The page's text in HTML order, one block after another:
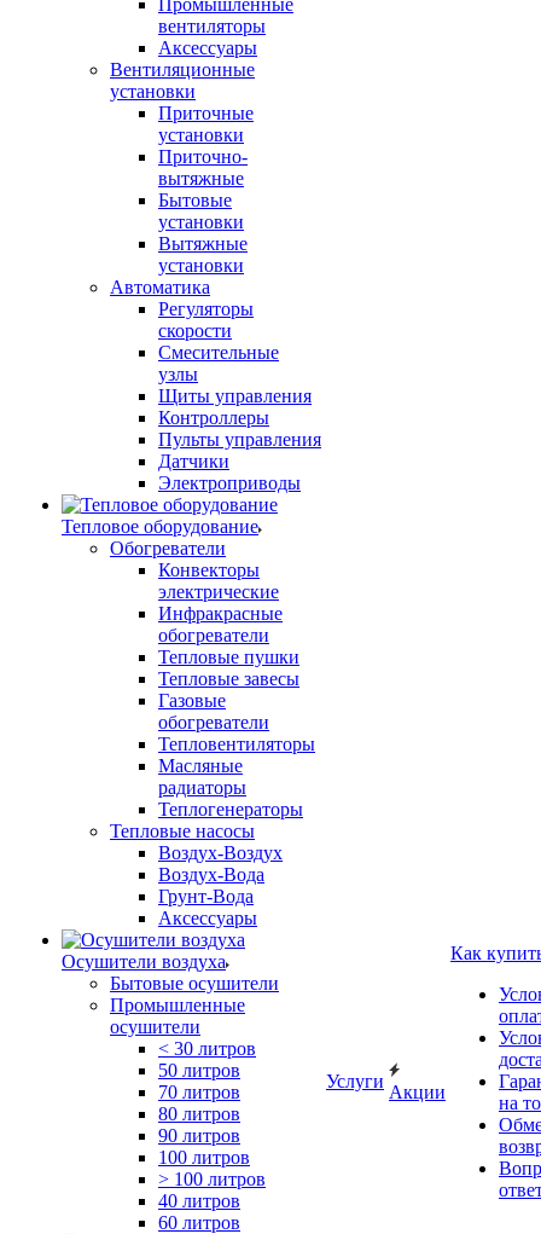
Промышленные
вентиляторы
Аксессуары
Вентиляционные
установки
Приточные
установки
Приточно-
вытяжные
Бытовые
установки
Вытяжные
установки
Автоматика
Регуляторы
скорости
Смесительные
узлы
Щиты управления
Контроллеры
Пульты управления
Датчики
Электроприводы
Тепловое оборудование
Обогреватели
Конвекторы
электрические
Инфракрасные
обогреватели
Тепловые пушки
Тепловые завесы
Газовые
обогреватели
Тепловентиляторы
Масляные
радиаторы
Теплогенераторы
Тепловые насосы
Воздух-Воздух
Воздух-Вода
Грунт-Вода
Аксессуары
Осушители воздуха
Бытовые осушители
Промышленные
осушители
< 30 литров
50 литров
70 литров
80 литров
90 литров
100 литров
> 100 литров
40 литров
60 литров
Услуги
Акции
Как
на